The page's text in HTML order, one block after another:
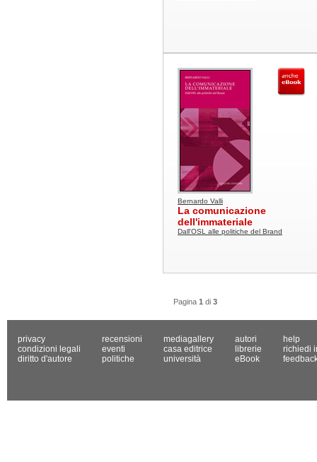
Bernardo Valli
La comunicazione
dell'immateriale
Dall'OSL alle politiche del Brand
Pagina 1 di 3
privacy
condizioni legali
diritto d'autore
recensioni
eventi
politiche
mediagallery
casa editrice
università
autori
librerie
eBook
help
richiedi